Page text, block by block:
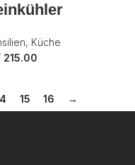
, Küche
215.00
15 16 →